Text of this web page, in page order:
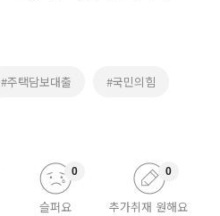
#주택담보대출 #국민의힘
슬퍼요
0
추가취재 원해요
0